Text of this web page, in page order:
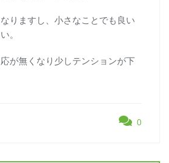
りますし、小さなことでも良い
。
が無くなり少しテンションが下
0